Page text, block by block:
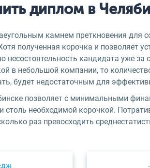
диплом в
камнем преткновения для
полученная корочка и позволяет
несостоятельность кандидата уже за
в небольшой компании, то
будет недостаточным для
позволяет с минимальными
столь необходимой корочкой.
раз превосходить